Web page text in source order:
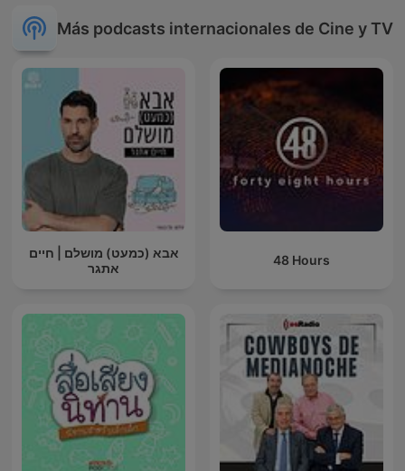
Más podcasts internacionales de Cine y TV
אבא (כמעט) מושלם | חיים
אתגר
48 Hours